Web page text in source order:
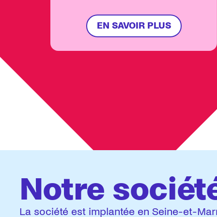
EN SAVOIR PLUS
Notre
La société est implantée en Seine-et-